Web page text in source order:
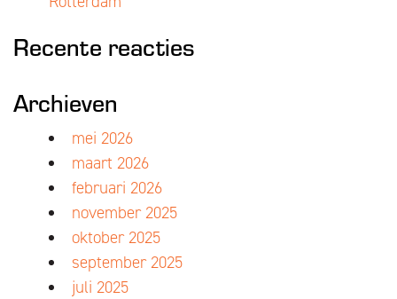
Recente reacties
Archieven
mei 2026
maart 2026
februari 2026
november 2025
oktober 2025
september 2025
juli 2025